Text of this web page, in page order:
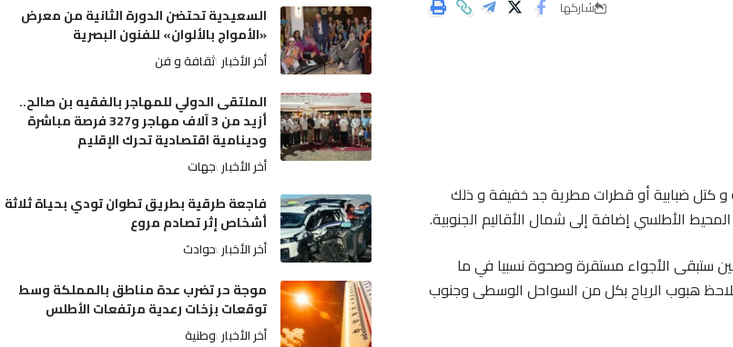
شاركها
و كتل ضبابية أو قطرات مطرية جد خفيفة و ذلك
الأطلسي إضافة إلى شمال الأقاليم الجنوبية.
ستبقى الأجواء مستقرة وصحوة نسبيا في ما
هبوب الرياح بكل من السواحل الوسطى وجنوب
السعيدية تحتضن الدورة الثانية من معرض
«الأمواج بالألوان» للفنون البصرية
أخر الأخبار ثقافة و فن
الملتقى الدولي للمهاجر بالفقيه بن صالح..
أزيد من 3 آلاف مهاجر و327 فرصة مباشرة
ودينامية اقتصادية تحرك الإقليم
أخر الأخبار جهات
فاجعة طرقية بطريق تطوان تودي بحياة ثلاثة
أشخاص إثر تصادم مروع
أخر الأخبار حوادث
موجة حر تضرب عدة مناطق بالمملكة وسط
توقعات بزخات رعدية مرتفعات الأطلس
أخر الأخبار وطنية